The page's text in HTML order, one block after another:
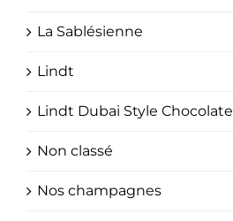
La Sablésienne
Lindt
Lindt Dubai Style Chocolate
Non classé
Nos champagnes